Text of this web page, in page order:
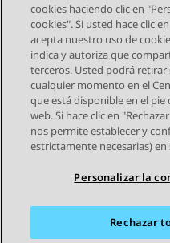
Navegación de
Tema anterior
STAY CONNECTED
cookies haciendo clic en
cookies". Si usted hace clic
acepta nuestro uso de
indica y autoriza que
terceros. Usted podrá
cualquier momento en el
que está disponible en el
web. Si hace clic en
nos permite establecer y
estrictamente necesarias) en
Personalizar la
Rechazar